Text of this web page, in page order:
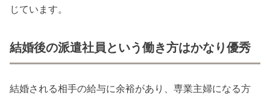
じています。
結婚後の派遣社員という働き方はかなり優秀
結婚される相手の給与に余裕があり、専業主婦になる方